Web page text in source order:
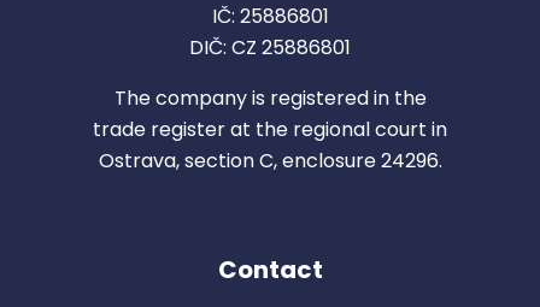
IČ: 25886801
DIČ: CZ 25886801
The company is registered in the
trade register at the regional court in
Ostrava, section C, enclosure 24296.
Contact